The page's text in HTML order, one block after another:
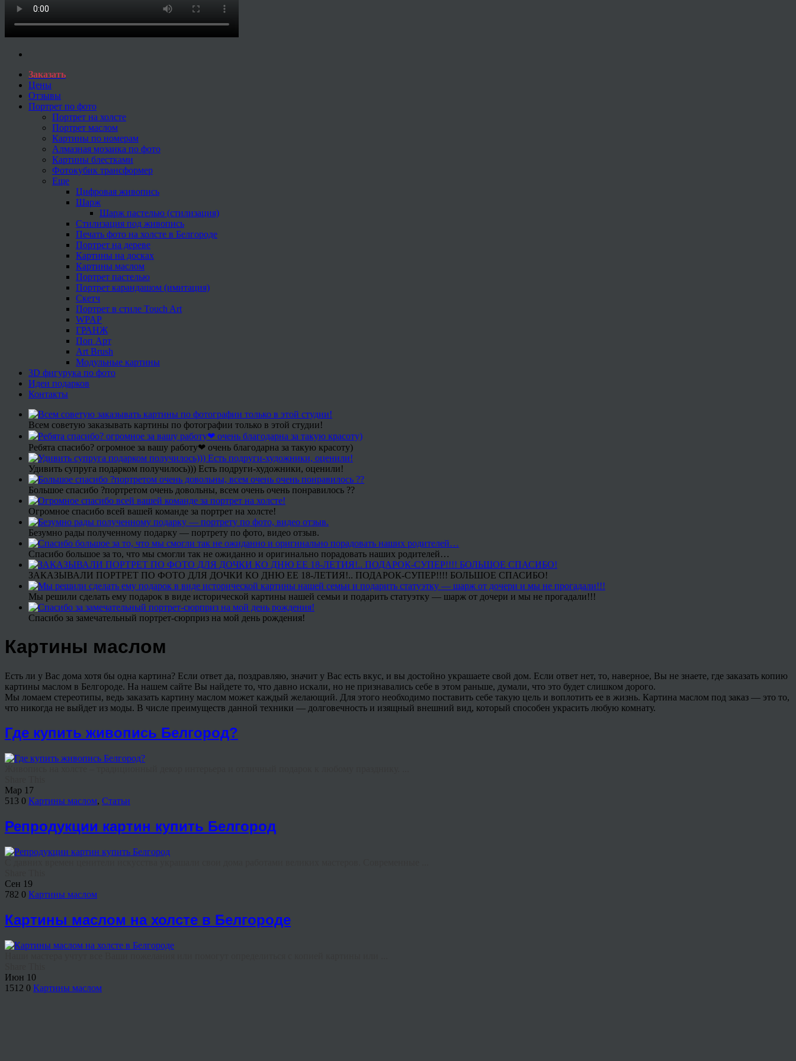
Заказать
Цены
Отзывы
Портрет по фото
Портрет на холсте
Портрет маслом
Картины по номерам
Алмазная мозаика по фото
Картины блестками
Фотокубик трансформер
Еще
Цифровая живопись
Шарж
Шарж пастелью (стилизация)
Стилизация под живопись
Печать фото на холсте в Белгороде
Портрет на дереве
Картины на досках
Картины маслом
Портрет пастелью
Портрет карандашом (имитация)
Скетч
Портрет в стиле Touch Art
WPAP
ГРАНЖ
Поп Арт
Art Brush
Модульные картины
3D фигурука по фото
Идеи подарков
Контакты
Всем советую заказывать картины по фотографии только в этой студии!
Ребята спасибо? огромное за вашу работу❤ очень благодарна за такую красоту)
Удивить супруга подарком получилось))) Есть подруги-художники, оценили!
Большое спасибо ?портретом очень довольны, всем очень очень понравилось ??
Огромное спасибо всей вашей команде за портрет на холсте!
Безумно рады полученному подарку — портрету по фото, видео отзыв.
Спасибо большое за то, что мы смогли так не ожиданно и оригинально порадовать наших родителей…
ЗАКАЗЫВАЛИ ПОРТРЕТ ПО ФОТО ДЛЯ ДОЧКИ КО ДНЮ ЕЕ 18-ЛЕТИЯ!.. ПОДАРОК-СУПЕР!!!! БОЛЬШОЕ СПАСИБО!
Мы решили сделать ему подарок в виде исторической картины нашей семьи и подарить статуэтку — шарж от дочери и мы не прогадали!!!
Спасибо за замечательный портрет-сюрприз на мой день рождения!
Картины маслом
Есть ли у Вас дома хотя бы одна картина? Если ответ да, поздравляю, значит у Вас есть вкус, и вы достойно украшаете свой дом. Если ответ нет, то, наверное, Вы не знаете, где заказать копию
картины маслом в Белгороде. На нашем сайте Вы найдете то, что давно искали, но не признавались себе в этом раньше, думали, что это будет слишком дорого.
Мы ломаем стереотипы, ведь заказать картину маслом может каждый желающий. Для этого необходимо поставить себе такую цель и воплотить ее в жизнь. Картина маслом под заказ — это то,
что никогда не выйдет из моды. В числе преимуществ данной техники — долговечность и изящный внешний вид, который способен украсить любую комнату.
Где купить живопись Белгород?
Мар 17
513 0 Картины маслом, Статьи
Репродукции картин купить Белгород
Сен 19
782 0 Картины маслом
Картины маслом на холсте в Белгороде
Июн 10
1512 0 Картины маслом